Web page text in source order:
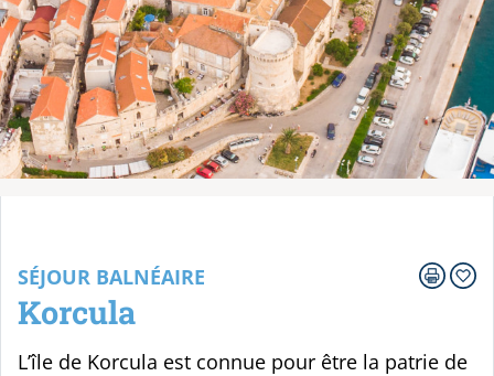
SÉJOUR BALNÉAIRE
Korcula
L’île de Korcula est connue pour être la patrie de